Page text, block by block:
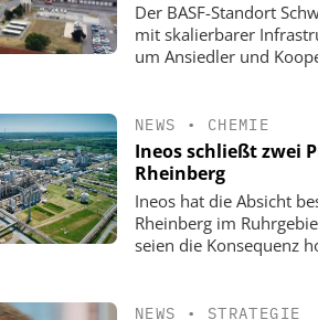
Der BASF-Standort
mit skalierbarer
um Ansiedler und
NEWS • CHEMIE
Ineos schließt zwei
Rheinberg
Ineos hat die Absicht
Rheinberg im
seien die Konsequenz
NEWS • STRATEGIE